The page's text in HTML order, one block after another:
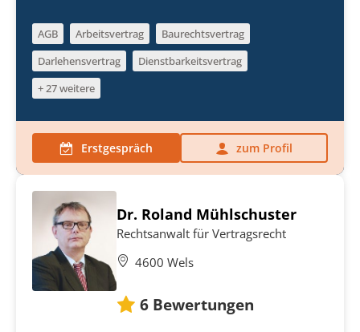
AGB Arbeitsvertrag
Baurechtsvertrag
Darlehensvertrag
Dienstbarkeitsvertrag
+ 27 weitere
Erstgespräch zum Profil
Dr. Roland Mühlschuster
Rechtsanwalt für Vertragsrecht
4600 Wels
6 Bewertungen